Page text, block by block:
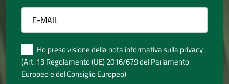
Ho preso visione della nota informativa sullaprivacy
(Art. 13 Regolamento (UE) 2016/679 del Parlamento
Europeo e del Consiglio Europeo)